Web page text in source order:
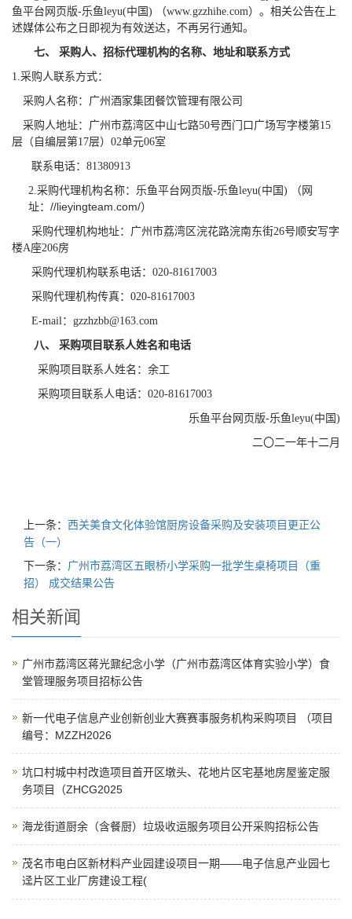
鱼平台网页版-乐鱼leyu(中国) （www.gzzhihe.com）。相关公告在上
述媒体公布之日即视为有效送达，不再另行通知。
七、 采购人、招标代理机构的名称、地址和联系方式
1.采购人联系方式：
采购人名称： 广州酒家集团餐饮管理有限公司
采购人地址：广州市荔湾区中山七路50号西门口广场写字楼第15
层（自编层第17层）02单元06室
联系电话：81380913
2.采购代理机构名称：乐鱼平台网页版-乐鱼leyu(中国) （网
址： //lieyingteam.com/）
采购代理机构地址： 广州市荔湾区浣花路浣南东街26号顺安写字
楼A座206房
采购代理机构联系电话：020-81617003
采购代理机构传真：020-81617003
E-mail：gzzhzbb@163.com
八、 采购项目联系人姓名和电话
采购项目联系人姓名：余工
采购项目联系人电话：020-81617003
乐鱼平台网页版-乐鱼leyu(中国)
二〇二一年十二月
上一条： 西关美食文化体验馆厨房设备采购及安装项目更正公
告（一）
下一条： 广州市荔湾区五眼桥小学采购一批学生桌椅项目（重
招） 成交结果公告
相关新闻
广州市荔湾区蒋光鼐纪念小学（广州市荔湾区体育实验小学）食
堂管理服务项目招标公告
新一代电子信息产业创新创业大赛赛事服务机构采购项目 （项目
编号：MZZH2026
坑口村城中村改造项目首开区墩头、花地片区宅基地房屋鉴定服
务项目（ZHCG2025
海龙街道厨余（含餐厨）垃圾收运服务项目公开采购招标公告
茂名市电白区新材料产业园建设项目一期——电子信息产业园七
迳片区工业厂房建设工程(